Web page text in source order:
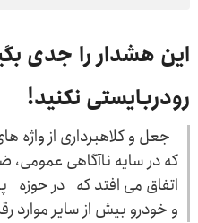
این هشدار را جدی
رودربایستی نکنید!
جعل و کلاهبرداری از واژه
که در سایه ناآگاهی عمومی،
اتفاق می افتد که در حوزه
و خودرو بیش از سایر موارد